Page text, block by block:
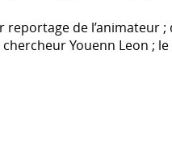
reportage de l’animateur ;
Youenn Leon ; le